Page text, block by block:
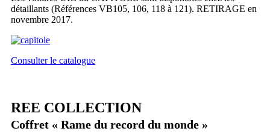
détaillants (Références VB105, 106, 118 à 121). RETIRAGE en
novembre 2017.
Consulter le catalogue
REE COLLECTION
Coffret « Rame du record du monde »